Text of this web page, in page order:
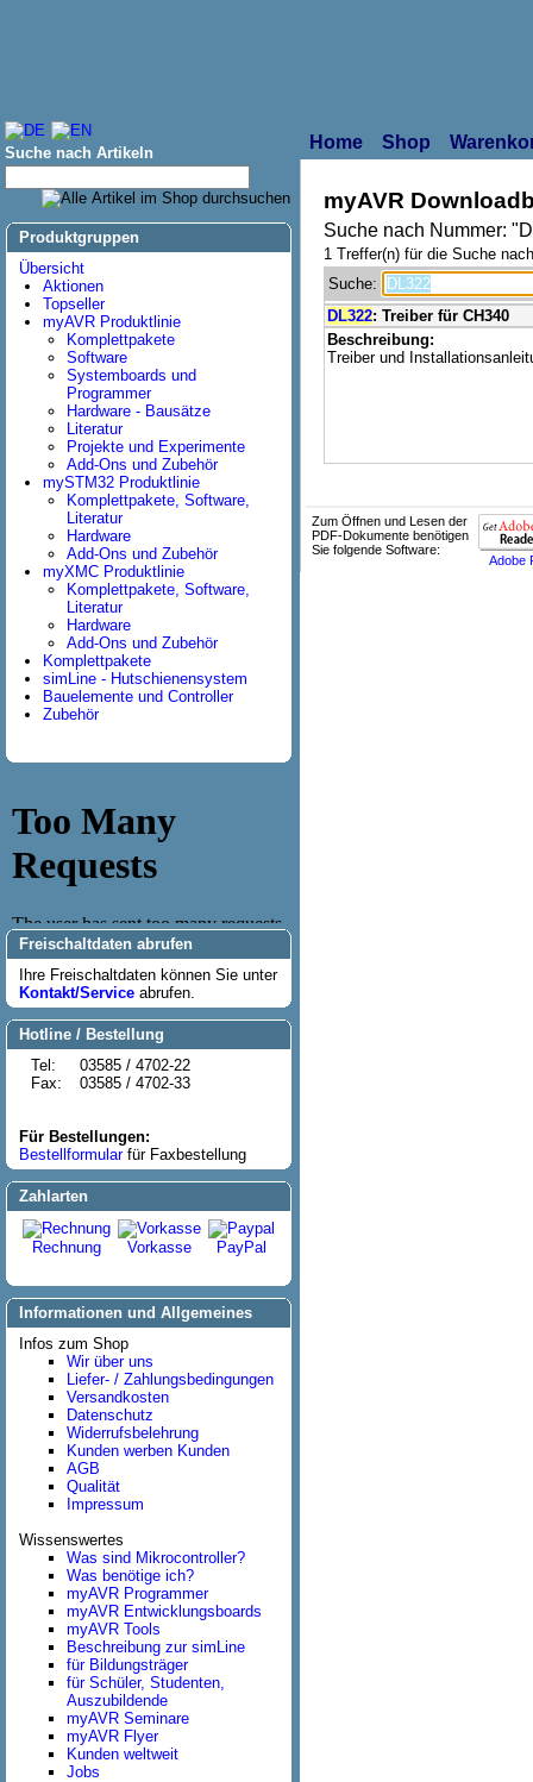
Suche nach Artikeln
Produktgruppen
Übersicht
Aktionen
Topseller
myAVR Produktlinie
Komplettpakete
Software
Systemboards und
Programmer
Hardware - Bausätze
Literatur
Projekte und Experimente
Add-Ons und Zubehör
mySTM32 Produktlinie
Komplettpakete, Software,
Literatur
Hardware
Add-Ons und Zubehör
myXMC Produktlinie
Komplettpakete, Software,
Literatur
Hardware
Add-Ons und Zubehör
Komplettpakete
simLine - Hutschienensystem
Bauelemente und Controller
Zubehör
Freischaltdaten abrufen
Ihre Freischaltdaten können Sie unter
Kontakt/Service abrufen.
Hotline / Bestellung
Tel:
Fax:
03585 / 4702-22
03585 / 4702-33
Für Bestellungen:
Bestellformularfür Faxbestellung
Zahlarten
Rechnung Vorkasse PayPal
Informationen und Allgemeines
Infos zum Shop
Wir über uns
Liefer- / Zahlungsbedingungen
Versandkosten
Datenschutz
Widerrufsbelehrung
Kunden werben Kunden
AGB
Qualität
Impressum
Wissenswertes
Was sind Mikrocontroller?
Was benötige ich?
myAVR Programmer
myAVR Entwicklungsboards
myAVR Tools
Beschreibung zur simLine
für Bildungsträger
für Schüler, Studenten,
Auszubildende
myAVR Seminare
myAVR Flyer
Kunden weltweit
Jobs
Home Shop
myAVR
Suche nach Nummer:
1 Treffer(n) für die Suche
Suche:
DL322: Treiber für CH340
Beschreibung:
Treiber und
Zum Öffnen und Lesen der
PDF-Dokumente benötigen
Sie folgende Software:
Adobe